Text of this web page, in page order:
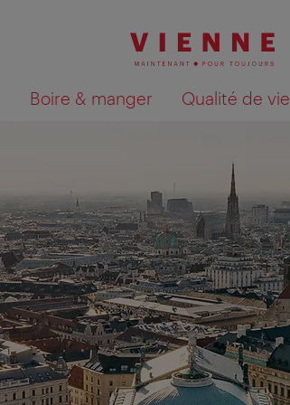
Boire & manger Qualité de vie